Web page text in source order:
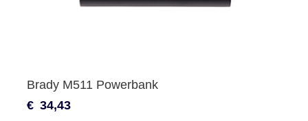
Brady M511 Powerbank
€ 34,43